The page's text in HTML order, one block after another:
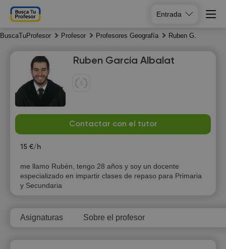
Entrada
BuscaTuProfesor Profesor Profesores Geografía Ruben G.
Ruben García Albalat
Contactar con el tutor
15 €/h
me llamo Rubén, tengo 28 años y soy un docente
especializado en impartir clases de repaso para Primaria
y Secundaria
Asignaturas Sobre el profesor
7
Sa
8
Su
9
10
16:00
16:30
17:30
10:00
10:30
11:30